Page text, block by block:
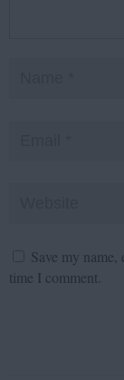
Save my
time I comment.